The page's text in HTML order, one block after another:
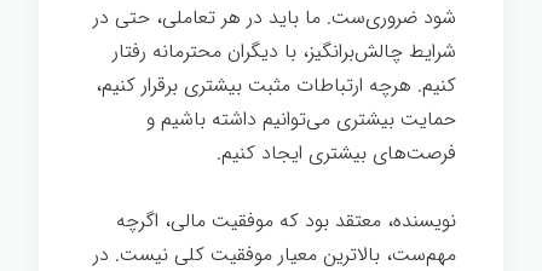
شود ضروری‌ست. ما باید در هر تعاملی، حتی در
شرایط چالش‌برانگیز، با دیگران محترمانه رفتار
کنیم. هرچه ارتباطات مثبت بیشتری برقرار کنیم،
حمایت بیشتری می‌توانیم داشته باشیم و
فرصت‌های بیشتری ایجاد کنیم.
نویسنده، معتقد بود که موفقیت مالی، اگرچه
مهم‌ست، بالاترین معیار موفقیت کلی نیست. در